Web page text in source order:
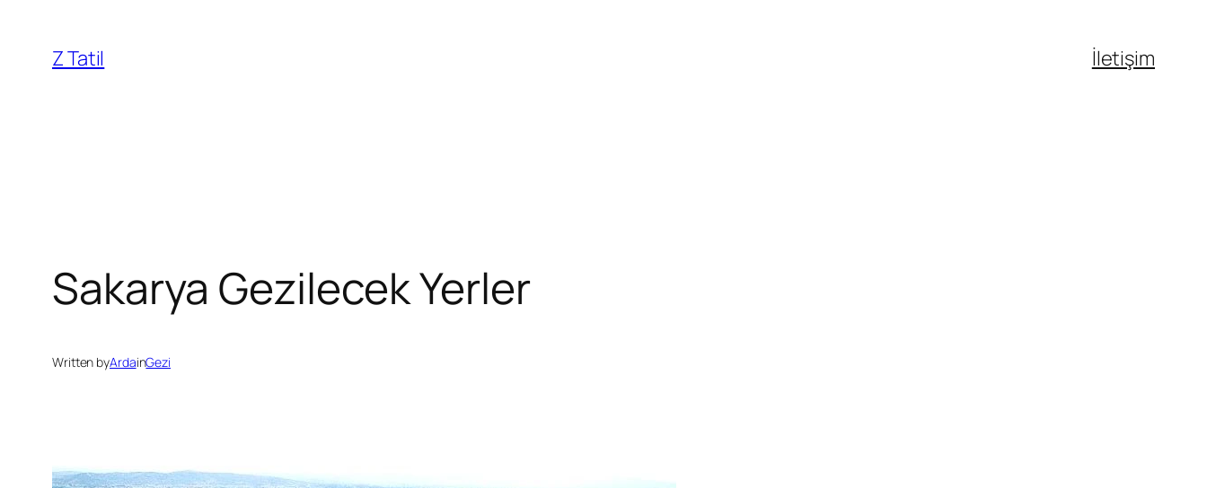
Z Tatil İletişim
Sakarya Gezilecek Yerler
Written byArdainGezi